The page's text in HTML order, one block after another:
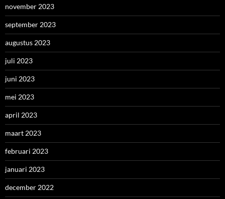
november 2023
september 2023
augustus 2023
juli 2023
juni 2023
mei 2023
april 2023
maart 2023
februari 2023
januari 2023
december 2022